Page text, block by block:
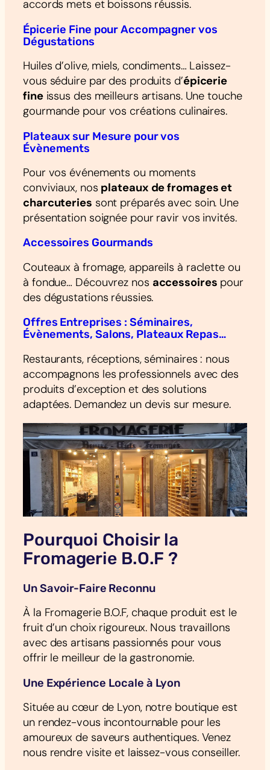
accords mets et boissons réussis.
Épicerie Fine pour Accompagner vos
Dégustations
Huiles d’olive, miels, condiments… Laissez-
vous séduire par des produits d’épicerie
fineissus des meilleurs artisans. Une touche
gourmande pour vos créations culinaires.
Plateaux sur Mesure pour vos
Évènements
Pour vos événements ou moments
conviviaux, nos plateaux de fromages et
charcuteries sont préparés avec soin. Une
présentation soignée pour ravir vos invités.
Accessoires Gourmands
Couteaux à fromage, appareils à raclette ou
à fondue… Découvrez nos accessoires pour
des dégustations réussies.
Offres Entreprises : Séminaires,
Évènements, Salons, Plateaux Repas…
Restaurants, réceptions, séminaires : nous
accompagnons les professionnels avec des
produits d’exception et des solutions
adaptées. Demandez un devis sur mesure.
Pourquoi Choisir la
Fromagerie B.O.F ?
Un Savoir-Faire Reconnu
À la Fromagerie B.O.F, chaque produit est le
fruit d’un choix rigoureux. Nous travaillons
avec des artisans passionnés pour vous
offrir le meilleur de la gastronomie.
Une Expérience Locale à Lyon
Située au cœur de Lyon, notre boutique est
un rendez-vous incontournable pour les
amoureux de saveurs authentiques. Venez
nous rendre visite et laissez-vous conseiller.